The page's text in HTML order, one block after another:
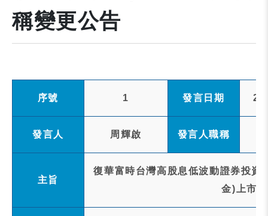
稱變更公告
序號 1 發言日期
發言人 周輝啟 發言人職稱
主旨
復華富時台灣高股息低波動證券投
金)上市